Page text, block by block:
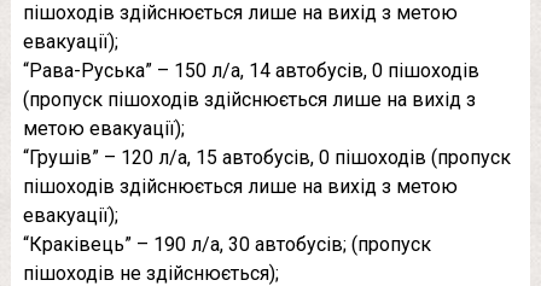
пішоходів здійснюється лише на вихід з метою
евакуації);
“Рава-Руська” – 150 л/а, 14 автобусів, 0 пішоходів
(пропуск пішоходів здійснюється лише на вихід з
метою евакуації);
“Грушів” – 120 л/а, 15 автобусів, 0 пішоходів (пропуск
пішоходів здійснюється лише на вихід з метою
евакуації);
“Краківець” – 190 л/а, 30 автобусів; (пропуск
пішоходів не здійснюється);